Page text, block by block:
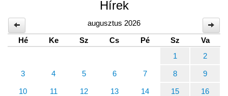
Hírek
augusztus 2026
Hé
Ke Sz Cs Pé Sz
Va
1
2
3 4 5 6 7 8 9
10 11 12 13 14 15 16